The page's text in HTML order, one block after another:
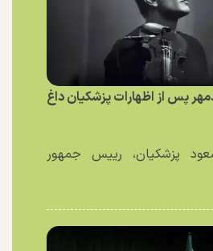
پس از اظهارات پزشکیان داغ
پزشکیان، رییس جمهور